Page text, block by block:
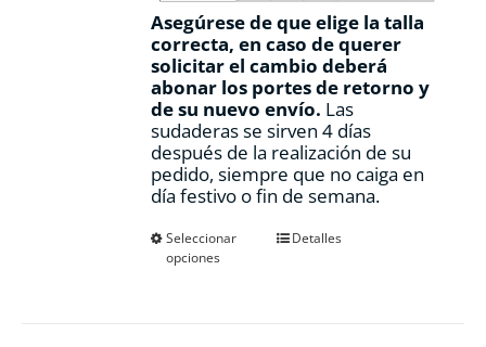
Asegúrese de que elige la talla
correcta, en caso de querer
solicitar el cambio deberá
abonar los portes de retorno y
de su nuevo envío. Las
sudaderas se sirven 4 días
después de la realización de su
pedido, siempre que no caiga en
día festivo o fin de semana.
Seleccionar
opciones
EsteDetalles